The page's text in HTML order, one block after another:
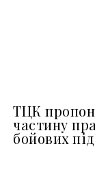
ТЦК
частину
бойових